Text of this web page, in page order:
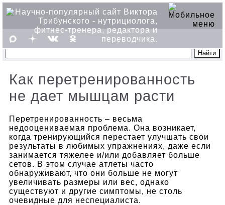
Как перетренированность
не дает мышцам расти
Перетренированность – весьма
недооцениваемая проблема. Она возникает,
когда тренирующийся перестает улучшать свои
результаты в любимых упражнениях, даже если
занимается тяжелее и/или добавляет больше
сетов. В этом случае атлеты часто
обнаруживают, что они больше не могут
увеличивать размеры или вес, однако
существуют и другие симптомы, не столь
очевидные для неспециалиста.